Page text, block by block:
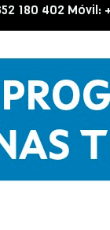
180 402 Móvil: